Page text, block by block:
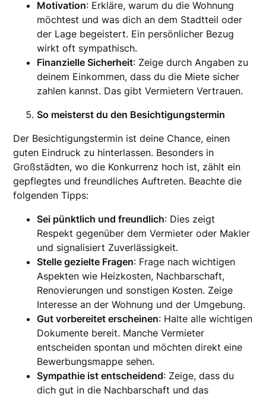
Motivation: Erkläre, warum du die Wohnung
möchtest und was dich an dem Stadtteil oder
der Lage begeistert. Ein persönlicher Bezug
wirkt oft sympathisch.
Finanzielle Sicherheit: Zeige durch Angaben zu
deinem Einkommen, dass du die Miete sicher
zahlen kannst. Das gibt Vermietern Vertrauen.
So meisterst du den Besichtigungstermin
Der Besichtigungstermin ist deine Chance, einen
guten Eindruck zu hinterlassen. Besonders in
Großstädten, wo die Konkurrenz hoch ist, zählt ein
gepflegtes und freundliches Auftreten. Beachte die
folgenden Tipps:
Sei pünktlich und freundlich: Dies zeigt
Respekt gegenüber dem Vermieter oder Makler
und signalisiert Zuverlässigkeit.
Stelle gezielte Fragen: Frage nach wichtigen
Aspekten wie Heizkosten, Nachbarschaft,
Renovierungen und sonstigen Kosten. Zeige
Interesse an der Wohnung und der Umgebung.
Gut vorbereitet erscheinen: Halte alle wichtigen
Dokumente bereit. Manche Vermieter
entscheiden spontan und möchten direkt eine
Bewerbungsmappe sehen.
Sympathie ist entscheidend: Zeige, dass du
dich gut in die Nachbarschaft und das